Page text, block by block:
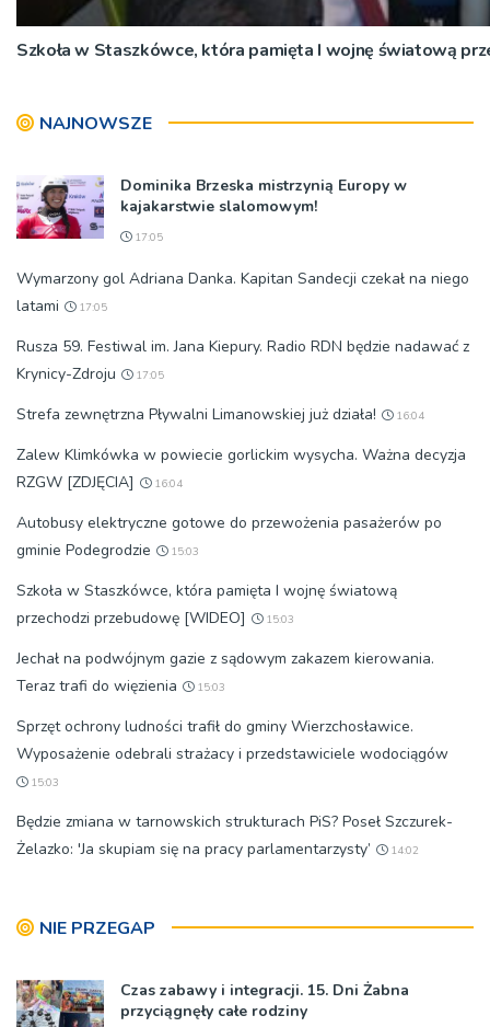
Szkoła w Staszkówce, która pamięta I wojnę światową
NAJNOWSZE
Dominika Brzeska mistrzynią Europy w
kajakarstwie slalomowym!
17:05
Wymarzony gol Adriana Danka. Kapitan Sandecji czekał na niego
latami
17:05
Rusza 59. Festiwal im. Jana Kiepury. Radio RDN będzie nadawać z
Krynicy-Zdroju
17:05
Strefa zewnętrzna Pływalni Limanowskiej już działa! 16:04
Zalew Klimkówka w powiecie gorlickim wysycha. Ważna decyzja
RZGW [ZDJĘCIA]
16:04
Autobusy elektryczne gotowe do przewożenia pasażerów po
gminie Podegrodzie
15:03
Szkoła w Staszkówce, która pamięta I wojnę światową
przechodzi przebudowę [WIDEO]
15:03
Jechał na podwójnym gazie z sądowym zakazem kierowania.
Teraz trafi do więzienia
15:03
Sprzęt ochrony ludności trafił do gminy Wierzchosławice.
Wyposażenie odebrali strażacy i przedstawiciele wodociągów
15:03
Będzie zmiana w tarnowskich strukturach PiS? Poseł Szczurek-
Żelazko: 'Ja skupiam się na pracy parlamentarzysty’
14:02
NIE PRZEGAP
Czas zabawy i integracji. 15. Dni Żabna
przyciągnęły całe rodziny